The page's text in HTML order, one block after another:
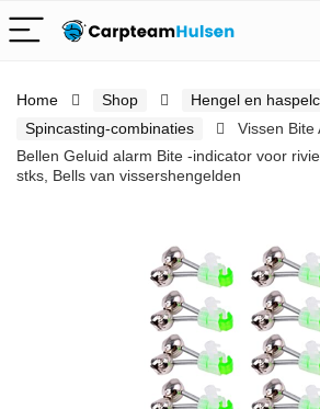
Home Shop
Hengel en
Spincasting-combinaties
Vissen Bite
Bellen Geluid alarm Bite -indicator voor
stks, Bells van vissershengelden